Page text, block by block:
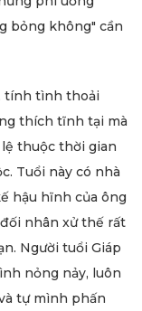
bỏng không" cần
tính tình thoải
thích tĩnh tại mà
thuộc thời gian
Tuổi này có nhà
hậu hĩnh của ông
nhân xử thế rất
Người tuổi Giáp
nỏng nảy, luôn
tự mình phấn